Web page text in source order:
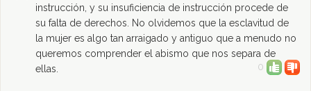
instrucción, y su insuficiencia de instrucción procede de
su falta de derechos. No olvidemos que la esclavitud de
la mujer es algo tan arraigado y antiguo que a menudo no
queremos comprender el abismo que nos separa de
ellas.
0